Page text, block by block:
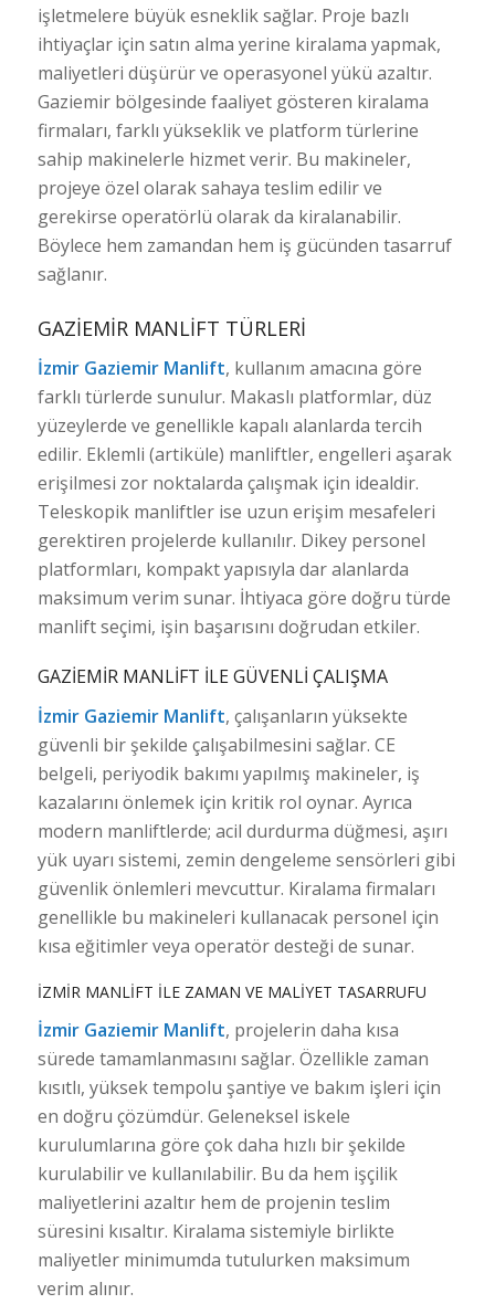
işletmelere büyük esneklik sağlar. Proje bazlı
ihtiyaçlar için satın alma yerine kiralama yapmak,
maliyetleri düşürür ve operasyonel yükü azaltır.
Gaziemir bölgesinde faaliyet gösteren kiralama
firmaları, farklı yükseklik ve platform türlerine
sahip makinelerle hizmet verir. Bu makineler,
projeye özel olarak sahaya teslim edilir ve
gerekirse operatörlü olarak da kiralanabilir.
Böylece hem zamandan hem iş gücünden tasarruf
sağlanır.
GAZIEMIR MANLIFT TÜRLERI
İzmir Gaziemir Manlift, kullanım amacına göre
farklı türlerde sunulur. Makaslı platformlar, düz
yüzeylerde ve genellikle kapalı alanlarda tercih
edilir. Eklemli (artiküle) manliftler, engelleri aşarak
erişilmesi zor noktalarda çalışmak için idealdir.
Teleskopik manliftler ise uzun erişim mesafeleri
gerektiren projelerde kullanılır. Dikey personel
platformları, kompakt yapısıyla dar alanlarda
maksimum verim sunar. İhtiyaca göre doğru türde
manlift seçimi, işin başarısını doğrudan etkiler.
GAZIEMIR MANLIFT ILE GÜVENLI ÇALIŞMA
İzmir Gaziemir Manlift, çalışanların yüksekte
güvenli bir şekilde çalışabilmesini sağlar. CE
belgeli, periyodik bakımı yapılmış makineler, iş
kazalarını önlemek için kritik rol oynar. Ayrıca
modern manliftlerde; acil durdurma düğmesi, aşırı
yük uyarı sistemi, zemin dengeleme sensörleri gibi
güvenlik önlemleri mevcuttur. Kiralama firmaları
genellikle bu makineleri kullanacak personel için
kısa eğitimler veya operatör desteği de sunar.
İZMIR MANLIFT ILE ZAMAN VE MALIYET TASARRUFU
İzmir Gaziemir Manlift, projelerin daha kısa
sürede tamamlanmasını sağlar. Özellikle zaman
kısıtlı, yüksek tempolu şantiye ve bakım işleri için
en doğru çözümdür. Geleneksel iskele
kurulumlarına göre çok daha hızlı bir şekilde
kurulabilir ve kullanılabilir. Bu da hem işçilik
maliyetlerini azaltır hem de projenin teslim
süresini kısaltır. Kiralama sistemiyle birlikte
maliyetler minimumda tutulurken maksimum
verim alınır.